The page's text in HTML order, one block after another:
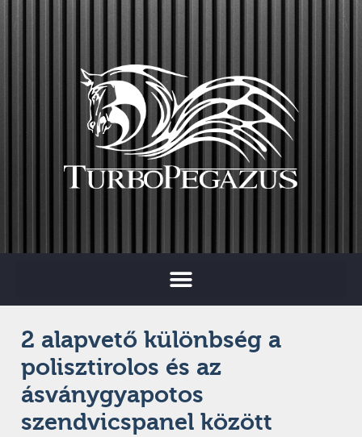
2 alapvető különbség a
polisztirolos és az
ásványgyapotos
szendvicspanel között